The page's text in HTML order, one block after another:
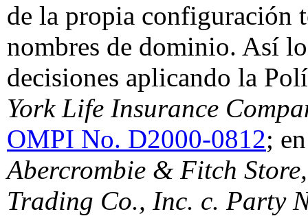
de la propia configuración
nombres de dominio. Así
decisiones aplicando la
York Life Insurance
OMPI No. D2000-0812;
Abercrombie & Fitch
Trading Co., Inc. c. Party